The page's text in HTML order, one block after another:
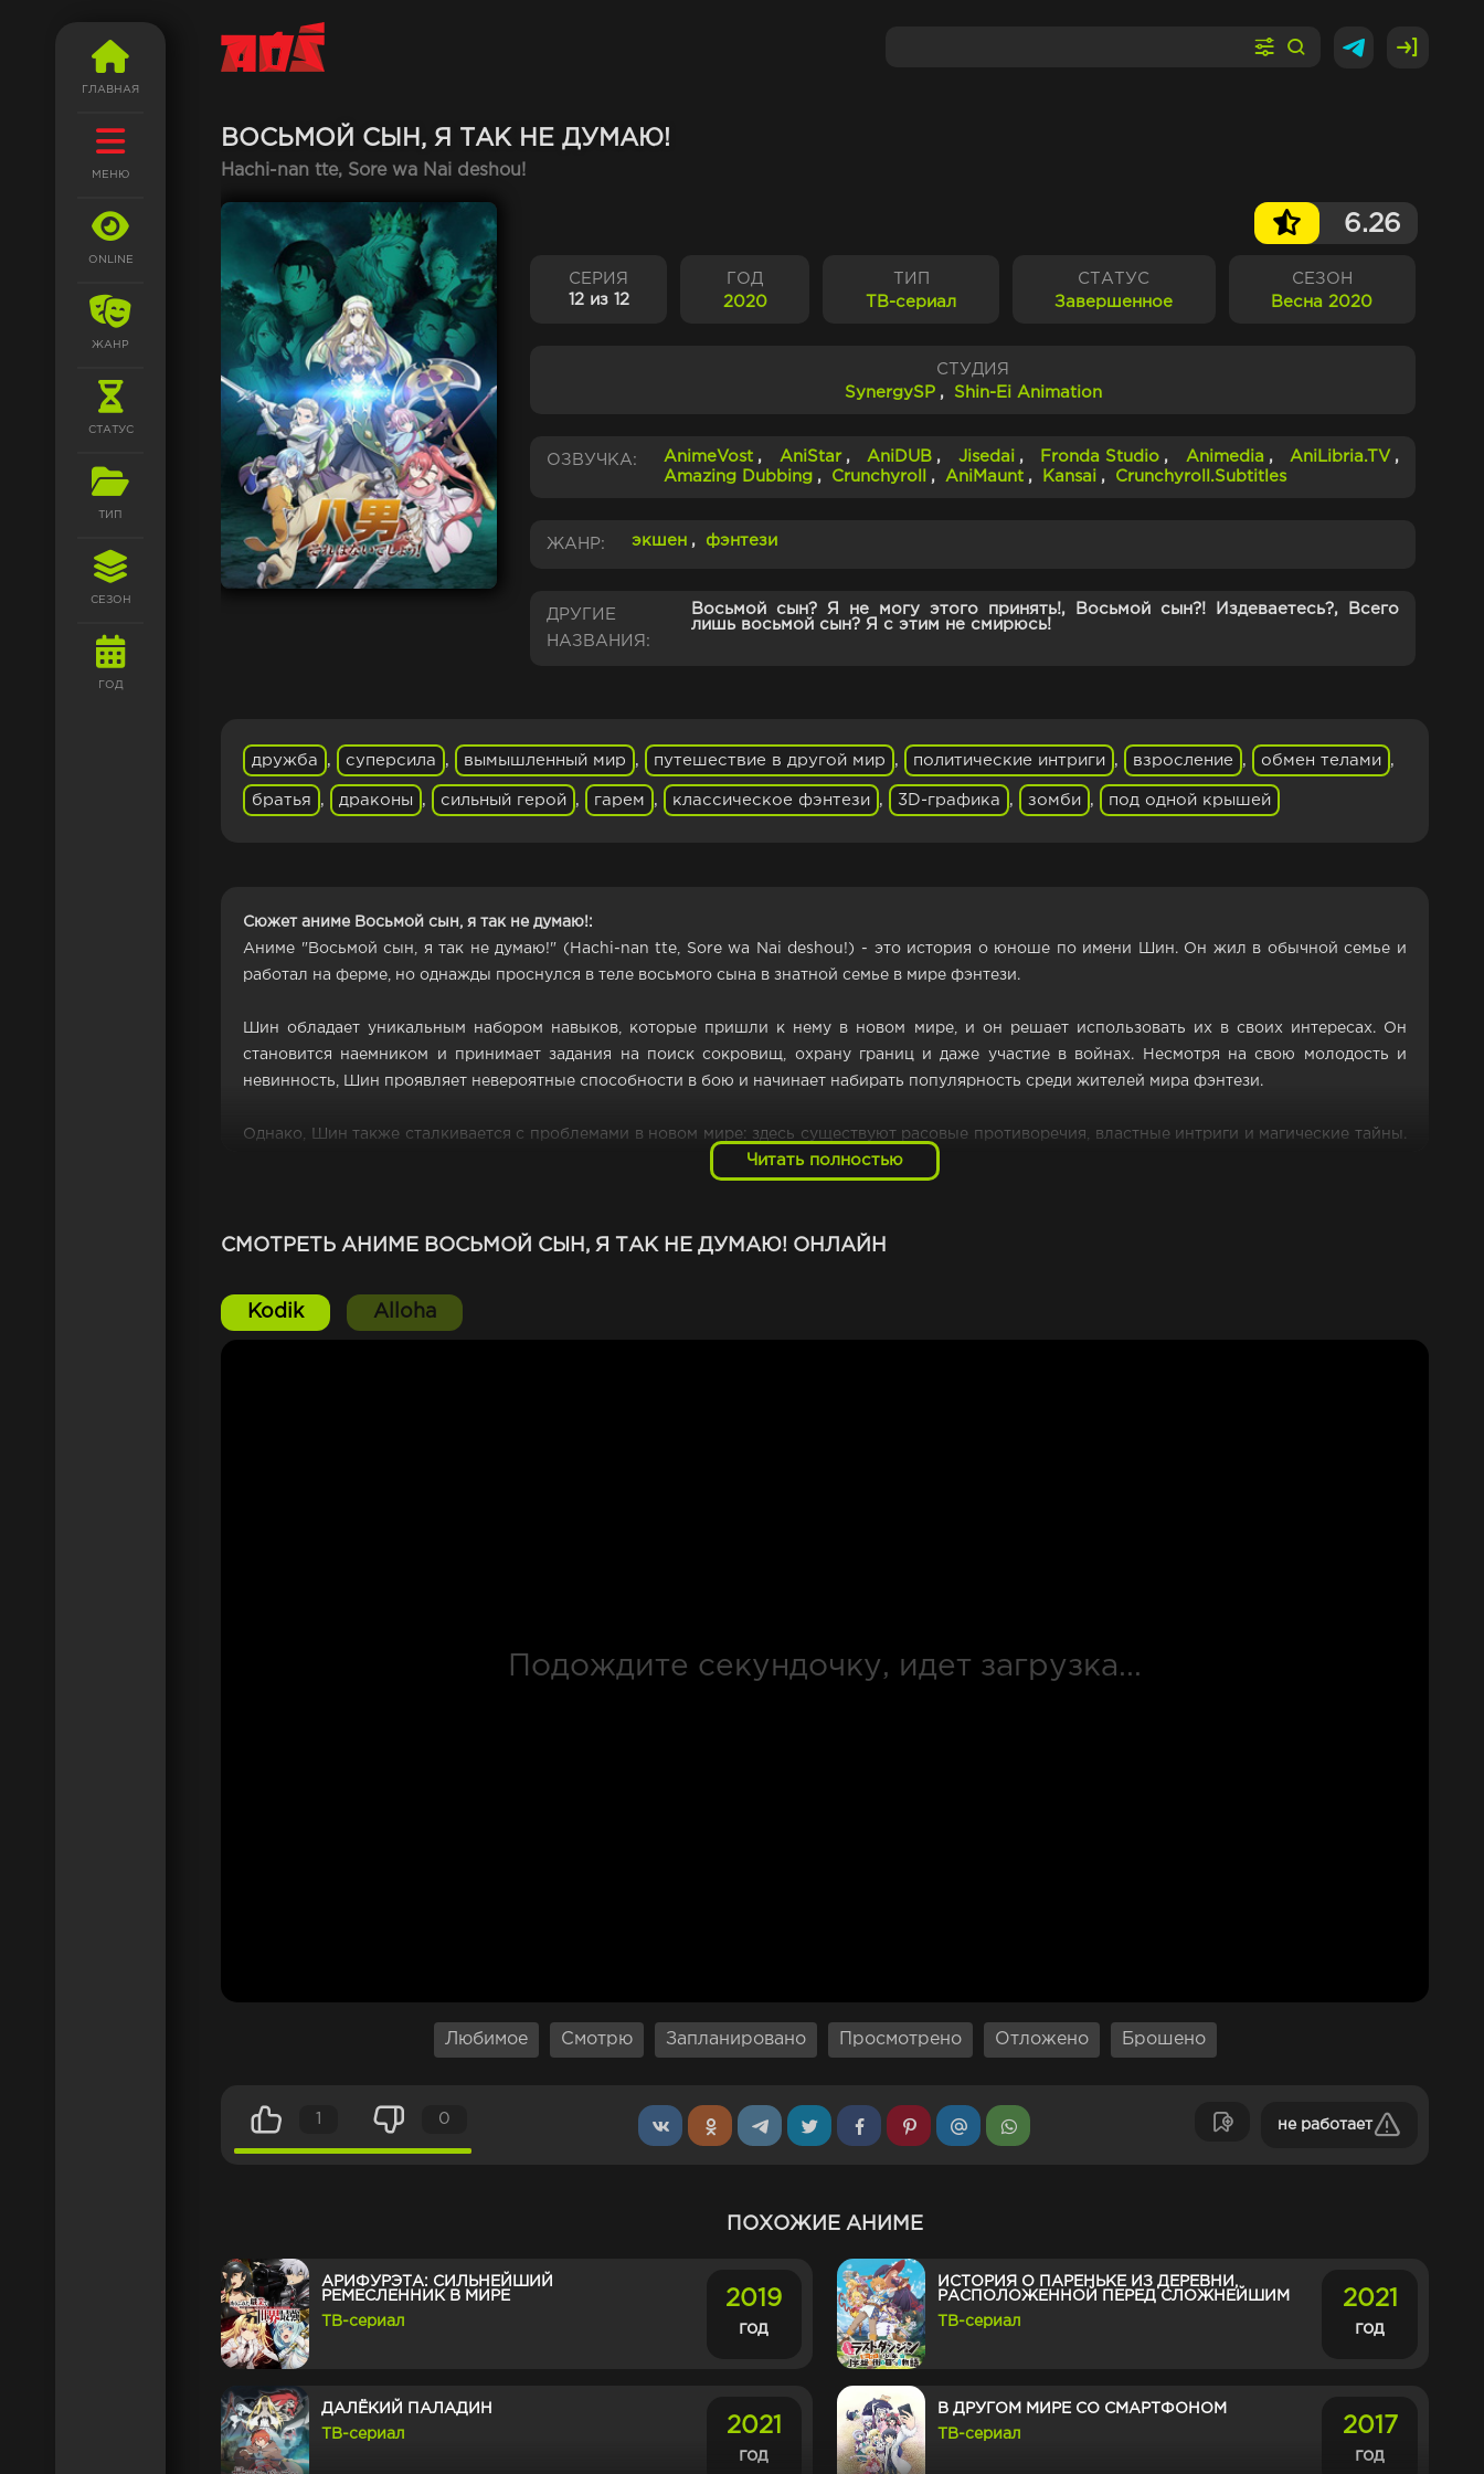
ГЛАВНАЯ
МЕНЮ
ONLINE
ЖАНР
СТАТУС
ТИП
СЕЗОН
ГОД
ВОСЬМОЙ СЫН, Я ТАК НЕ ДУМАЮ!
Hachi-nan tte, Sore wa Nai deshou!
6.26
СЕРИЯ
12 из 12
ГОД
2020
ТИП
ТВ-сериал
СТАТУС
Завершенное
СЕЗОН
Весна 2020
СТУДИЯ
SynergySP , Shin-Ei Animation
ОЗВУЧКА: AnimeVost , AniStar , AniDUB , Jisedai , Fronda Studio , Animedia , AniLibria.TV ,
Amazing Dubbing , Crunchyroll , AniMaunt , Kansai , Crunchyroll.Subtitles
ЖАНР: экшен , фэнтези
ДРУГИЕ
НАЗВАНИЯ:
Восьмой сын? Я не могу этого принять!, Восьмой сын?! Издеваетесь?, Всего
лишь восьмой сын? Я с этим не смирюсь!
дружба , суперсила , вымышленный мир , путешествие в другой мир , политические интриги , взросление , обмен телами ,
братья , драконы , сильный герой , гарем , классическое фэнтези , 3D-графика , зомби , под одной крышей
Сюжет аниме Восьмой сын, я так не думаю!:
Аниме "Восьмой сын, я так не думаю!" (Hachi-nan tte, Sore wa Nai deshou!) - это история о юноше по имени Шин. Он жил в обычной семье и
работал на ферме, но однажды проснулся в теле восьмого сына в знатной семье в мире фэнтези.
Шин обладает уникальным набором навыков, которые пришли к нему в новом мире, и он решает использовать их в своих интересах. Он
становится наемником и принимает задания на поиск сокровищ, охрану границ и даже участие в войнах. Несмотря на свою молодость и
невинность, Шин проявляет невероятные способности в бою и начинает набирать популярность среди жителей мира фэнтези.
Однако, Шин также сталкивается с проблемами в новом мире: здесь существуют расовые противоречия, властные интриги и магические тайны.
В поисках ответов на все свои вопросы, Шин вступает в контакт с различными персонажами, включая прекрасных девушек, которые
настоящая сила происходит из внутренней мудрости и могущества, а не из происхождения или социального статуса.
Читать полностью
СМОТРЕТЬ АНИМЕ ВОСЬМОЙ СЫН, Я ТАК НЕ ДУМАЮ! ОНЛАЙН
Kodik Alloha
Любимое Смотрю Запланировано Просмотрено Отложено Брошено
1 0 не работает
ПОХОЖИЕ АНИМЕ
АРИФУРЭТА: СИЛЬНЕЙШИЙ
РЕМЕСЛЕННИК В МИРЕ
ТВ-сериал
2019
год
ИСТОРИЯ О ПАРЕНЬКЕ ИЗ ДЕРЕВНИ,
РАСПОЛОЖЕННОЙ ПЕРЕД СЛОЖНЕЙШИМ
ТВ-сериал
2021
год
ДАЛЁКИЙ ПАЛАДИН
ТВ-сериал
2021
год
В ДРУГОМ МИРЕ СО СМАРТФОНОМ
ТВ-сериал
2017
год